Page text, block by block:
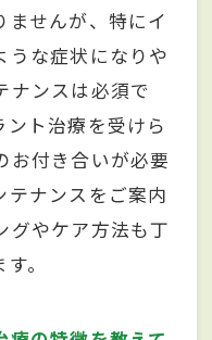
ませんが、特にイ
うな症状になりや
ナンスは必須で
ト治療を受けら
お付き合いが必要
テナンスをご案内
グやケア方法も丁
。